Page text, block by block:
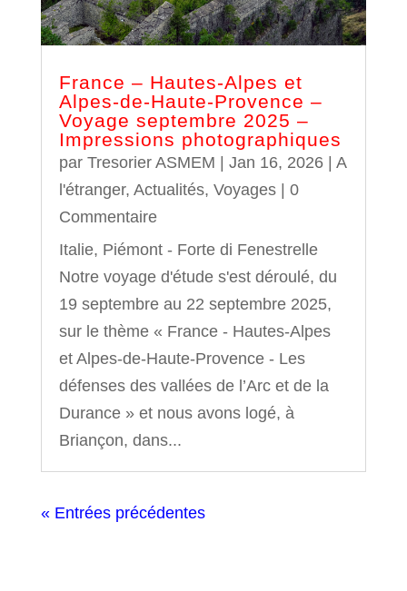
France – Hautes-Alpes et
Alpes-de-Haute-Provence –
Voyage septembre 2025 –
Impressions photographiques
par Tresorier ASMEM Jan 16, 2026| A
l'étranger, Actualités, Voyages| 0
Commentaire
Italie, Piémont - Forte di Fenestrelle
Notre voyage d'étude s'est déroulé, du
19 septembre au 22 septembre 2025,
sur le thème « France - Hautes-Alpes
et Alpes-de-Haute-Provence - Les
défenses des vallées de l’Arc et de la
Durance » et nous avons logé, à
Briançon, dans...
« Entrées précédentes